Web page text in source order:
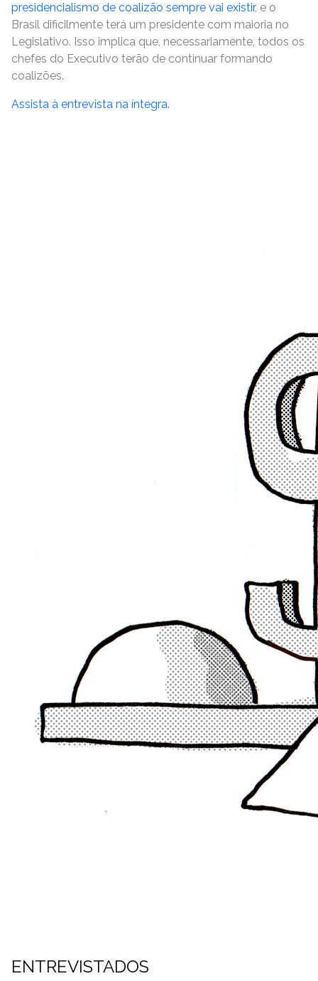
presidencialismo de coalizão sempre vai existir, e o
Brasil dificilmente terá um presidente com maioria no
Legislativo. Isso implica que, necessariamente, todos os
chefes do Executivo terão de continuar formando
coalizões.
Assista à entrevista na íntegra.
ENTREVISTADOS